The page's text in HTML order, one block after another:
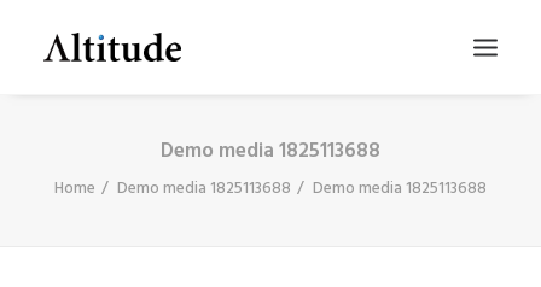
Demo media 1825113688
Home Demo media 1825113688 Demo media 1825113688